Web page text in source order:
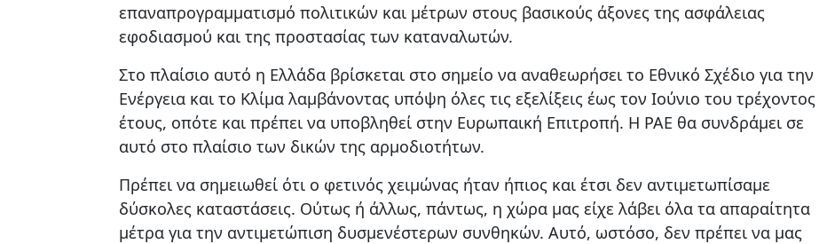
επαναπρογραμματισμό πολιτικών και μέτρων στους βασικούς άξονες της ασφάλειας
εφοδιασμού και της προστασίας των καταναλωτών.
Στο πλαίσιο αυτό η Ελλάδα βρίσκεται στο σημείο να αναθεωρήσει το Εθνικό Σχέδιο για την
Ενέργεια και το Κλίμα λαμβάνοντας υπόψη όλες τις εξελίξεις έως τον Ιούνιο του τρέχοντος
έτους, οπότε και πρέπει να υποβληθεί στην Ευρωπαική Επιτροπή. Η ΡΑΕ θα συνδράμει σε
αυτό στο πλαίσιο των δικών της αρμοδιοτήτων.
Πρέπει να σημειωθεί ότι ο φετινός χειμώνας ήταν ήπιος και έτσι δεν αντιμετωπίσαμε
δύσκολες καταστάσεις. Ούτως ή άλλως, πάντως, η χώρα μας είχε λάβει όλα τα απαραίτητα
μέτρα για την αντιμετώπιση δυσμενέστερων συνθηκών. Αυτό, ωστόσο, δεν πρέπει να μας